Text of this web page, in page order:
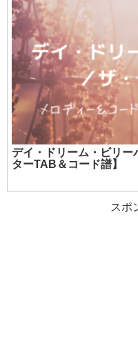
デイ・ドリーム・ビリ
ターTAB＆コード譜】
スポ